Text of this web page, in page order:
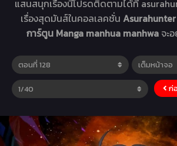
แสนสนุกเรื่องนี้โปรดติดตามได้ที่
เรื่องสุดมันส์ในคอลเลคชั่น Asurahunter
การ์ตูน Manga manhua manhwa จะ
ก่